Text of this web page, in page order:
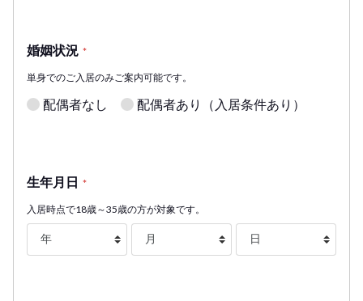
婚姻状況 *
単身でのご入居のみご案内可能です。
配偶者なし 配偶者あり（入居条件あり）
生年月日 *
入居時点で18歳～35歳の方が対象です。